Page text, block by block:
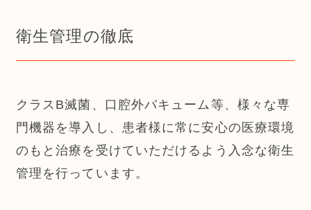
衛生管理の徹底
クラスB滅菌、口腔外バキューム等、様々な専
門機器を導入し、患者様に常に安心の医療環境
のもと治療を受けていただけるよう入念な衛生
管理を行っています。